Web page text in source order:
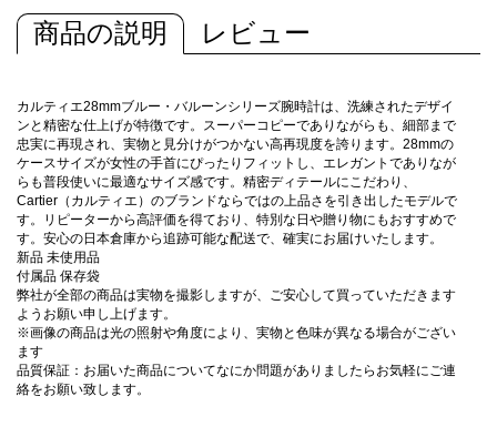
商品の説明 レビュー
カルティエ28mmブルー・バルーンシリーズ腕時計は、洗練されたデザイ
ンと精密な仕上げが特徴です。スーパーコピーでありながらも、細部まで
忠実に再現され、実物と見分けがつかない高再現度を誇ります。28mmの
ケースサイズが女性の手首にぴったりフィットし、エレガントでありなが
らも普段使いに最適なサイズ感です。精密ディテールにこだわり、
Cartier（カルティエ）のブランドならではの上品さを引き出したモデルで
す。リピーターから高評価を得ており、特別な日や贈り物にもおすすめで
す。安心の日本倉庫から追跡可能な配送で、確実にお届けいたします。
新品 未使用品
付属品 保存袋
弊社が全部の商品は実物を撮影しますが、ご安心して買っていただきます
ようお願い申し上げます。
※画像の商品は光の照射や角度により、実物と色味が異なる場合がござい
ます
品質保証：お届いた商品についてなにか問題がありましたらお気軽にご連
絡をお願い致します。